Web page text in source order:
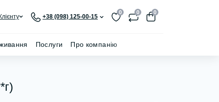
Клієнту +38 (098) 125-00-15
0 0 0
Послуги Про компанію